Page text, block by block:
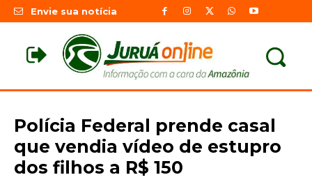
Envie sua notícia
Polícia Federal prende casal
que vendia vídeo de estupro
dos filhos a R$ 150